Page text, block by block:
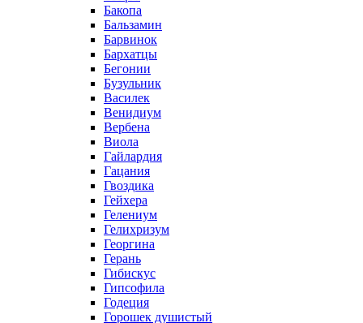
Бакопа
Бальзамин
Барвинок
Бархатцы
Бегонии
Бузульник
Василек
Венидиум
Вербена
Виола
Гайлардия
Гацания
Гвоздика
Гейхера
Гелениум
Гелихризум
Георгина
Герань
Гибискус
Гипсофила
Годеция
Горошек душистый